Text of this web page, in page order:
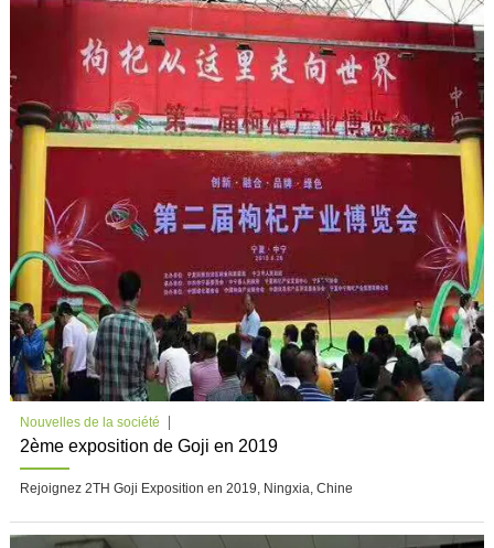
Nouvelles de la société
2ème exposition de Goji en 2019
Rejoignez 2TH Goji Exposition en 2019, Ningxia, Chine